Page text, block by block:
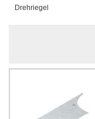
Drehriegel